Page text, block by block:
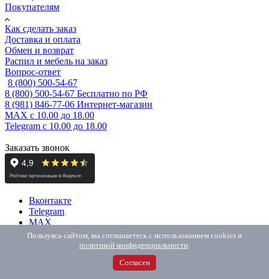
Покупателям
Как сделать заказ
Доставка и оплата
Обмен и возврат
Распил и мебель на заказ
Вопрос-ответ
8 (800) 500-54-67
8 (800) 500-54-67 Бесплатно по РФ
8 (981) 846-77-06 Интернет-магазин
MAX с 10.00 до 18.00
Telegram с 10.00 до 18.00
Заказать звонок
Вконтакте
Telegram
MAX
Пользовательское соглашение
ИП Елисеева М.А., ОГРНИП: 325784700182176
190005, г. Санкт-Петербург, набережная Обводного Канала, д.
Пользуясь сайтом, вы соглашаетесь с использованием cookies и
политикой конфиденциальности.
Согласен